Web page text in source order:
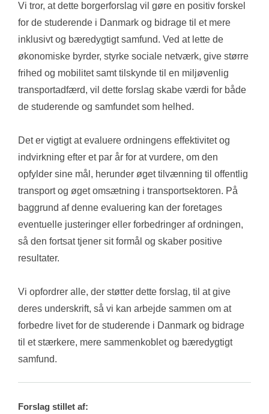
Vi tror, at dette borgerforslag vil gøre en positiv forskel
for de studerende i Danmark og bidrage til et mere
inklusivt og bæredygtigt samfund. Ved at lette de
økonomiske byrder, styrke sociale netværk, give større
frihed og mobilitet samt tilskynde til en miljøvenlig
transportadfærd, vil dette forslag skabe værdi for både
de studerende og samfundet som helhed.
Det er vigtigt at evaluere ordningens effektivitet og
indvirkning efter et par år for at vurdere, om den
opfylder sine mål, herunder øget tilvænning til offentlig
transport og øget omsætning i transportsektoren. På
baggrund af denne evaluering kan der foretages
eventuelle justeringer eller forbedringer af ordningen,
så den fortsat tjener sit formål og skaber positive
resultater.
Vi opfordrer alle, der støtter dette forslag, til at give
deres underskrift, så vi kan arbejde sammen om at
forbedre livet for de studerende i Danmark og bidrage
til et stærkere, mere sammenkoblet og bæredygtigt
samfund.
Forslag stillet af: